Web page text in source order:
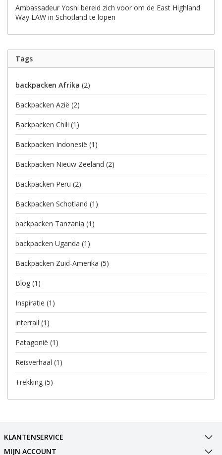
Ambassadeur Yoshi bereid zich voor om de East Highland
Way LAW in Schotland te lopen
Tags
backpacken Afrika (2)
Backpacken Azië (2)
Backpacken Chili (1)
Backpacken Indonesië (1)
Backpacken Nieuw Zeeland (2)
Backpacken Peru (2)
Backpacken Schotland (1)
backpacken Tanzania (1)
backpacken Uganda (1)
Backpacken Zuid-Amerika (5)
Blog (1)
Inspiratie (1)
interrail (1)
Patagonië (1)
Reisverhaal (1)
Trekking (5)
KLANTENSERVICE
MIJN ACCOUNT